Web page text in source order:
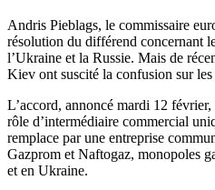
Andris Pieblags, le commissaire
résolution du différend concernant
l’Ukraine et la Russie. Mais de
Kiev ont suscité la confusion sur les
L’accord, annoncé mardi 12
rôle d’intermédiaire commercial
remplace par une entreprise
Gazprom et Naftogaz, monopoles
et en Ukraine.